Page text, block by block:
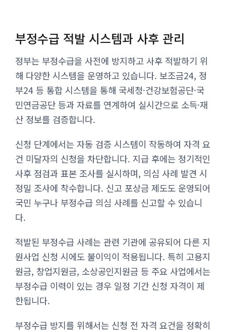
부정수급 적발 시스템과 사후 관리
정부는 부정수급을 사전에 방지하고 사후 적발하기 위
해 다양한 시스템을 운영하고 있습니다. 보조금24, 정
부24 등 통합 시스템을 통해 국세청·건강보험공단·국
민연금공단 등과 자료를 연계하여 실시간으로 소득·재
산 정보를 검증합니다.
신청 단계에서는 자동 검증 시스템이 작동하여 자격 요
건 미달자의 신청을 차단합니다. 지급 후에는 정기적인
사후 점검과 표본 조사를 실시하며, 의심 사례 발견 시
정밀 조사에 착수합니다. 신고 포상금 제도도 운영되어
국민 누구나 부정수급 의심 사례를 신고할 수 있습니
다.
적발된 부정수급 사례는 관련 기관에 공유되어 다른 지
원사업 신청 시에도 불이익이 적용됩니다. 특히 고용지
원금, 창업지원금, 소상공인지원금 등 주요 사업에서는
부정수급 이력이 있는 경우 일정 기간 신청 자격이 제
한됩니다.
부정수급 방지를 위해서는 신청 전 자격 요건을 정확히